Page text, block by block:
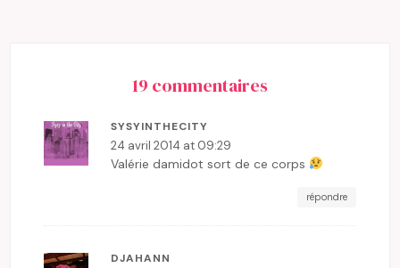
19 commentaires
SYSYINTHECITY
24 avril 2014 at 09:29
Valérie damidot sort de ce corps
répondre
DJAHANN